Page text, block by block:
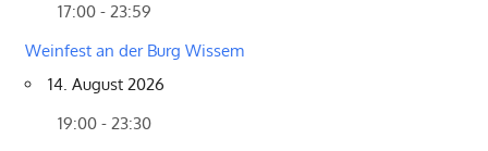
17:00 - 23:59
Weinfest an der Burg Wissem
14. August 2026
19:00 - 23:30